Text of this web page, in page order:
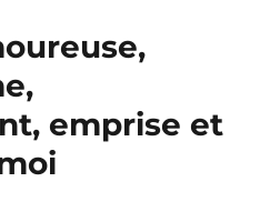
emprise et